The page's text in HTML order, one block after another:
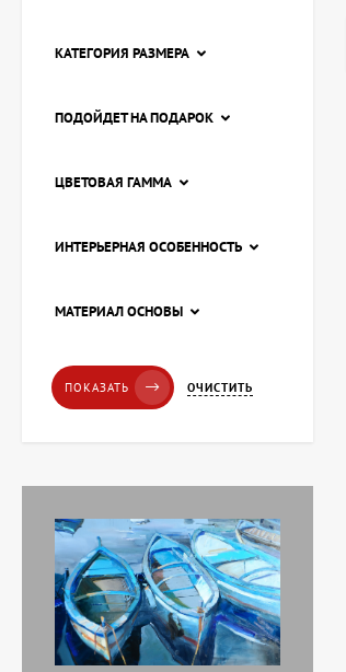
КАТЕГОРИЯ РАЗМЕРА
ПОДОЙДЕТ НА ПОДАРОК
ЦВЕТОВАЯ ГАММА
ИНТЕРЬЕРНАЯ ОСОБЕННОСТЬ
МАТЕРИАЛ ОСНОВЫ
ПОКАЗАТЬ ОЧИСТИТЬ
Картина Пирс, художник
Лоза Наталья
11 238 UAH
Картина Абстракция
триптих, художник Бурда
Ярослав
71 920 UAH